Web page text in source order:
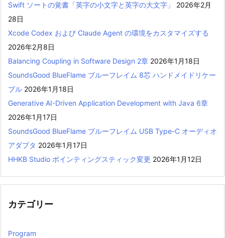
Swift ソートの覚書「英字の小文字と英字の大文字」
2026年2月
28日
Xcode Codex および Claude Agent の環境をカスタマイズする
2026年2月8日
Balancing Coupling in Software Design 2章 2026年1月18日
SoundsGood BlueFlame ブルーフレイム 8芯 ハンドメイドリケー
ブル 2026年1月18日
Generative AI-Driven Application Development with Java 6章
2026年1月17日
SoundsGood BlueFlame ブルーフレイム USB Type-C オーディオ
アダプタ 2026年1月17日
HHKB Studio ポインティングスティック変更 2026年1月12日
カテゴリー
Program